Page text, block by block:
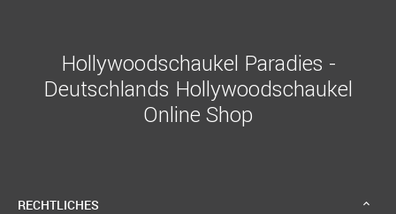
Hollywoodschaukel Paradies -
Deutschlands Hollywoodschaukel
Online Shop
RECHTLICHES